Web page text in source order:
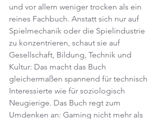
und vor allem weniger trocken als ein
reines Fachbuch. Anstatt sich nur auf
Spielmechanik oder die Spielindustrie
zu konzentrieren, schaut sie auf
Gesellschaft, Bildung, Technik und
Kultur: Das macht das Buch
gleichermaßen spannend für technisch
Interessierte wie für soziologisch
Neugierige. Das Buch regt zum
Umdenken an: Gaming nicht mehr als